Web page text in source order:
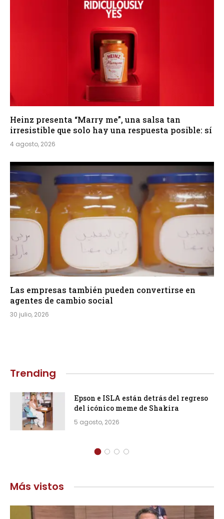
Heinz presenta “Marry me”, una salsa tan
irresistible que solo hay una respuesta posible: sí
4 agosto, 2026
Las empresas también pueden convertirse en
agentes de cambio social
30 julio, 2026
Trending
Epson e ISLA están detrás del regreso
del icónico meme de Shakira
5 agosto, 2026
Más vistos